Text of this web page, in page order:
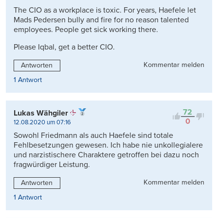
The CIO as a workplace is toxic. For years, Haefele let
Mads Pedersen bully and fire for no reason talented
employees. People get sick working there.
Please Iqbal, get a better CIO.
Antworten
Kommentar melden
1 Antwort
72
0
Lukas Wähgiler
12.08.2020 um 07:16
Sowohl Friedmann als auch Haefele sind totale
Fehlbesetzungen gewesen. Ich habe nie unkollegialere
und narzistischere Charaktere getroffen bei dazu noch
fragwürdiger Leistung.
Antworten
Kommentar melden
1 Antwort